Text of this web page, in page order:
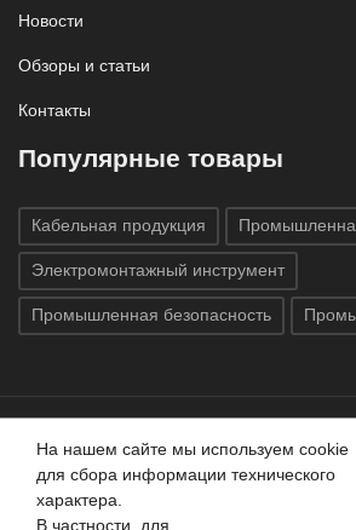
Новости
Обзоры и статьи
Контакты
Популярные товары
Кабельная продукция
Электромонтажный инструмент
Промышленная безопасность
Все права защищены © 2020 ГК
защищены.Использование материалов
Данный сайт не является публичной
На нашем сайте мы используем cookie
для сбора информации технического
характера.
В частности, для